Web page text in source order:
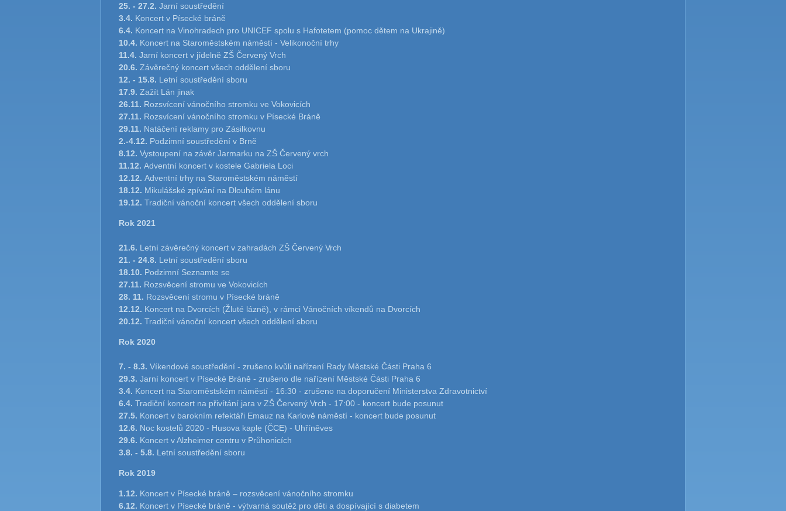
25. - 27.2. Jarní soustředění
3.4. Koncert v Písecké bráně
6.4. Koncert na Vinohradech pro UNICEF spolu s Hafotetem (pomoc dětem na Ukrajině)
10.4. Koncert na Staroměstském náměstí - Velikonoční trhy
11.4. Jarní koncert v jídelně ZŠ Červený Vrch
20.6. Závěrečný koncert všech oddělení sboru
12. - 15.8. Letní soustředění sboru
17.9. Zažít Lán jinak
26.11. Rozsvícení vánočního stromku ve Vokovicích
27.11. Rozsvícení vánočního stromku v Písecké Bráně
29.11. Natáčení reklamy pro Zásilkovnu
2.-4.12. Podzimní soustředění v Brně
8.12. Vystoupení na závěr Jarmarku na ZŠ Červený vrch
11.12. Adventní koncert v kostele Gabriela Loci
12.12. Adventní trhy na Staroměstském náměstí
18.12. Mikulášské zpívání na Dlouhém lánu
19.12. Tradiční vánoční koncert všech oddělení sboru
Rok 2021
21.6. Letní závěrečný koncert v zahradách ZŠ Červený Vrch
21. - 24.8. Letní soustředění sboru
18.10. Podzimní Seznamte se
27.11. Rozsvěcení stromu ve Vokovicích
28. 11. Rozsvěcení stromu v Písecké bráně
12.12. Koncert na Dvorcích (Žluté lázně), v rámci Vánočních víkendů na Dvorcích
20.12. Tradiční vánoční koncert všech oddělení sboru
Rok 2020
7. - 8.3. Víkendové soustředění - zrušeno kvůli nařízení Rady Městské Části Praha 6
29.3. Jarní koncert v Písecké Bráně - zrušeno dle nařízení Městské Části Praha 6
3.4. Koncert na Staroměstském náměstí - 16:30 - zrušeno na doporučení Ministerstva Zdravotnictví
6.4. Tradiční koncert na přivítání jara v ZŠ Červený Vrch - 17:00 - koncert bude posunut
27.5. Koncert v barokním refektáři Emauz na Karlově náměstí - koncert bude posunut
12.6. Noc kostelů 2020 - Husova kaple (ČCE) - Uhříněves
29.6. Koncert v Alzheimer centru v Průhonicích
3.8. - 5.8. Letní soustředění sboru
Rok 2019
1.12. Koncert v Písecké bráně – rozsvěcení vánočního stromku
6.12. Koncert v Písecké bráně - výtvarná soutěž pro děti a dospívající s diabetem